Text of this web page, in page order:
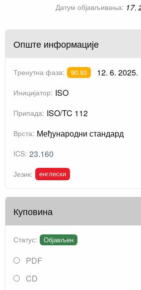
Датум објављивања: 17.
Опште информације
Тренутна фаза: 90.93 12. 6. 2025.
Иницијатор: ISO
Припада: ISO/TC 112
Врста: Међународни стандард
ICS: 23.160
Језик: енглески
Куповина
Статус: Објављен
PDF
CD